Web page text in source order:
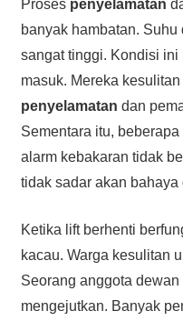
Proses penyelamatan
banyak hambatan.
sangat tinggi. Kondisi
masuk. Mereka
penyelamatan dan
Sementara itu,
alarm kebakaran tidak
tidak sadar akan
Ketika lift berhenti
kacau. Warga kesulitan
Seorang anggota
mengejutkan. Banyak